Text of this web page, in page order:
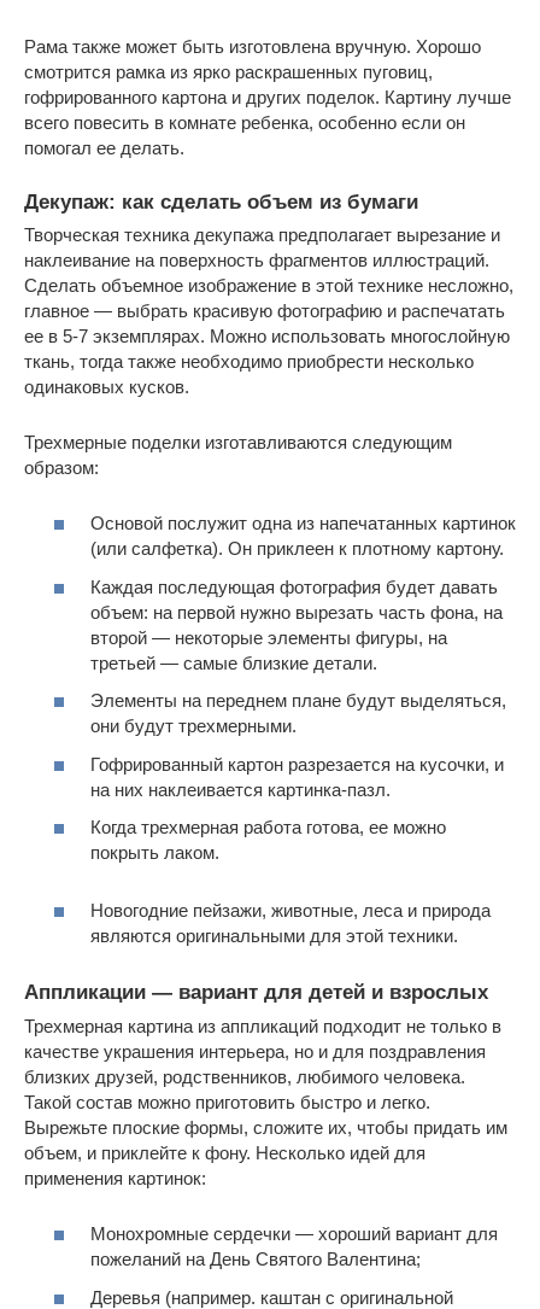
Рама также может быть изготовлена вручную. Хорошо
смотрится рамка из ярко раскрашенных пуговиц,
гофрированного картона и других поделок. Картину лучше
всего повесить в комнате ребенка, особенно если он
помогал ее делать.
Декупаж: как сделать объем из бумаги
Творческая техника декупажа предполагает вырезание и
наклеивание на поверхность фрагментов иллюстраций.
Сделать объемное изображение в этой технике несложно,
главное — выбрать красивую фотографию и распечатать
ее в 5-7 экземплярах. Можно использовать многослойную
ткань, тогда также необходимо приобрести несколько
одинаковых кусков.
Трехмерные поделки изготавливаются следующим
образом:
Основой послужит одна из напечатанных картинок
(или салфетка). Он приклеен к плотному картону.
Каждая последующая фотография будет давать
объем: на первой нужно вырезать часть фона, на
второй — некоторые элементы фигуры, на
третьей — самые близкие детали.
Элементы на переднем плане будут выделяться,
они будут трехмерными.
Гофрированный картон разрезается на кусочки, и
на них наклеивается картинка-пазл.
Когда трехмерная работа готова, ее можно
покрыть лаком.
Новогодние пейзажи, животные, леса и природа
являются оригинальными для этой техники.
Аппликации — вариант для детей и взрослых
Трехмерная картина из аппликаций подходит не только в
качестве украшения интерьера, но и для поздравления
близких друзей, родственников, любимого человека.
Такой состав можно приготовить быстро и легко.
Вырежьте плоские формы, сложите их, чтобы придать им
объем, и приклейте к фону. Несколько идей для
применения картинок:
Монохромные сердечки — хороший вариант для
пожеланий на День Святого Валентина;
Деревья (например. каштан с оригинальной